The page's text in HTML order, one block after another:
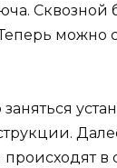
Сквозной
можно
в